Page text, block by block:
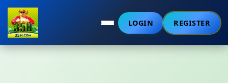
LOGIN REGISTER